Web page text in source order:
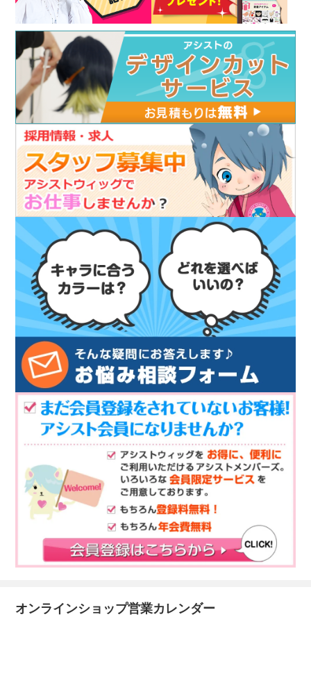
オンラインショップ営業カレンダー